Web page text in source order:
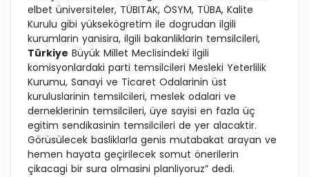
elbet üniversiteler, TÜBITAK, ÖSYM, TÜBA, Kalite
Kurulu gibi yüksekögretim ile dogrudan ilgili
kurumlarin yanisira, ilgili bakanliklarin temsilcileri,
Türkiye Büyük Millet Meclisindeki ilgili
komisyonlardaki parti temsilcileri Mesleki Yeterlilik
Kurumu, Sanayi ve Ticaret Odalarinin üst
kuruluslarinin temsilcileri, meslek odalari ve
derneklerinin temsilcileri, üye sayisi en fazla üç
egitim sendikasinin temsilcileri de yer alacaktir.
Görüsülecek basliklarla genis mutabakat arayan ve
hemen hayata geçirilecek somut önerilerin
çikacagi bir sura olmasini planliyoruz” dedi.